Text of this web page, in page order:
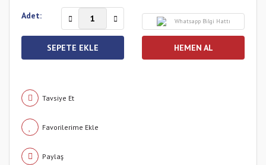
Adet:
Whatsapp Bilgi Hattı
SEPETE EKLE HEMEN AL
Tavsiye Et
Paylaş